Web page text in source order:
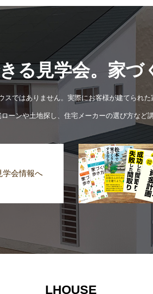
る見学会。家づ
スではありません。実際にお客様が建てられた
ーンや土地探し、住宅メーカーの選び方など
学会情報へ
LHOUSE